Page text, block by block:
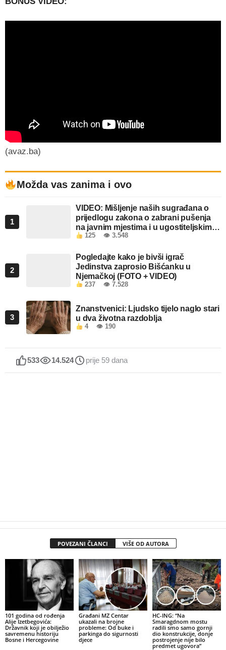
(avaz.ba)
Možda vas zanima i ovo
1
VIDEO: Mišljenje naših sugrađana o
prijedlogu zakona o zabrani pušenja
na javnim mjestima i u ugostiteljskim
objektima u FBiH
125 👁 3.548
2
Pogledajte kako je bivši igrač
Jedinstva zaprosio Bišćanku u
Njemačkoj (FOTO + VIDEO)
237 👁 7.528
3
Znanstvenici: Ljudsko tijelo naglo stari
u dva životna razdoblja
4 👁 190
533 14.524 prije 59 dana
POVEZANI ČLANCI VIŠE OD AUTORA
101 godina od rođenja
Alije Izetbegovića:
Državnik koji je obilježio
savremenu historiju
Bosne i Hercegovine
Građani MZ Centar
ukazali na brojne
probleme: Od buke i
parkinga do sigurnosti
djece
HC-ING: “Na
Smaragdnom mostu
radili smo samo gornji
dio konstrukcije, donje
postrojenje nije bilo
predmet ugovora”